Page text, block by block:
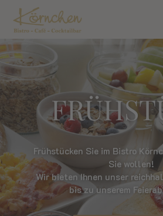
Frühstücken Sie im Bistro
Sie wollen!
Wir bieten Ihnen unser
bis zu unserem